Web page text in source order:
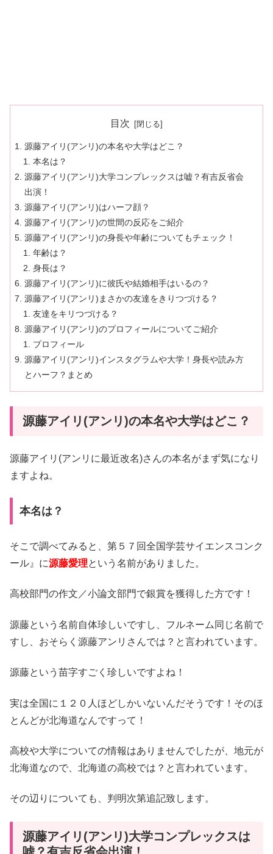
目次
源藤アイリ(アンリ)の本名や大学はどこ？
本名は？
源藤アイリ(アンリ)大学コンプレックスは嘘？有吉反省会
出演！
源藤アイリ(アンリ)はハーフ顔？
源藤アイリ(アンリ)の世間の反応をご紹介
源藤アイリ(アンリ)の身長や年齢についてもチェック！
年齢は？
身長は？
源藤アイリ(アンリ)に彼氏や結婚相手はいるの？
源藤アイリ(アンリ)まさかの友達をきりつづける？
友達をキリつづける？
源藤アイリ(アンリ)のプロフィールについてご紹介
プロフィール
源藤アイリ(アンリ)インスタグラムや大学！身長や読み方
とハーフ？まとめ
源藤アイリ(アンリ)の本名や大学はどこ？
源藤アイリ(アンリに最近改名)さんの本名がまず気になり
ますよね。
本名は？
そこで調べてみると、第５７回全国学芸サイエンスコンク
ール』に源藤愛理という名前がありました。
高校部門の作文／小論文部門で銀賞を獲得した方です！
源藤という名前自体珍しいですし、フルネーム同じ名前で
すし、おそらく源藤アンリさんでは？と言われています。
源藤という苗字すごく珍しいですよね！
実は全国に１２０人ほどしかいないんだそうです！そのほ
とんどが北海道なんですって！
高校や大学についての情報はありませんでしたが、地元が
北海道なので、北海道の高校では？と言われています。
その辺りについても、判明次第追記致します。
源藤アイリ(アンリ)大学コンプレックスは